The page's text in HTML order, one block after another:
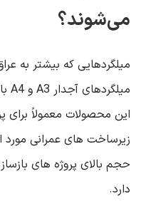
می‌شوند؟
میلگردهایی که بیشتر به
میلگردهای آجدار
و
این محصولات معمولاً برای
زیرساخت‌ های عمرانی مورد
حجم بالای پروژه‌ های
دارد.